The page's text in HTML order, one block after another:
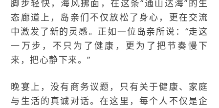
脚步轻快，海风拂面，在这条“通山达海”的生
态廊道上，岛亲们不仅放松了身心，更在交流
中激发了新的灵感。正如一位岛亲所说：“走这
一万步，不只为了健康，更为了把节奏慢下
来，把心静下来。”
晚宴上，没有商务议题，只有关于健康、家庭
与生活的真诚对话。在这里，每个人不仅是企